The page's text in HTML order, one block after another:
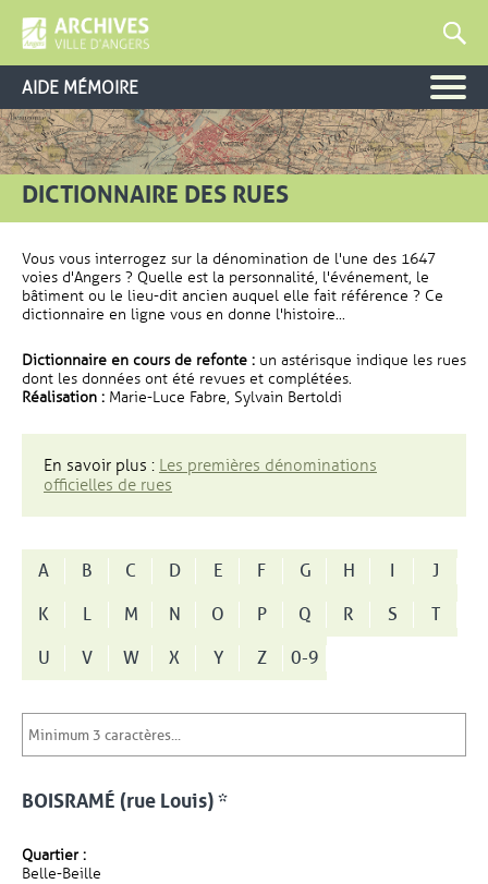
AIDE MÉMOIRE
DICTIONNAIRE DES RUES
Vous vous interrogez sur la dénomination de l'une des 1647
voies d'Angers ? Quelle est la personnalité, l'événement, le
bâtiment ou le lieu-dit ancien auquel elle fait référence ? Ce
dictionnaire en ligne vous en donne l'histoire...
Dictionnaire en cours de refonte : un astérisque indique les rues
dont les données ont été revues et complétées.
Réalisation : Marie-Luce Fabre, Sylvain Bertoldi
En savoir plus : Les premières dénominations
officielles de rues
A B C D E F G H I
J
K
L M N O P Q R S
T
U
V W X Y Z 0-9
BOISRAMÉ (rue Louis) *
Quartier :
Belle-Beille